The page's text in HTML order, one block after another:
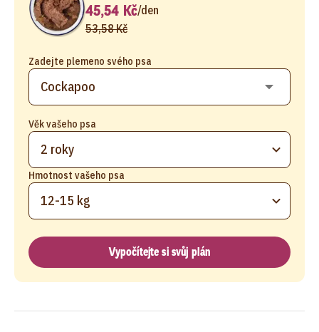
Zadejte plemeno svého psa
Věk vašeho psa
2 roky
Hmotnost vašeho psa
12-15 kg
45,54 Kč/den
53,58 Kč
Vypočítejte si svůj plán